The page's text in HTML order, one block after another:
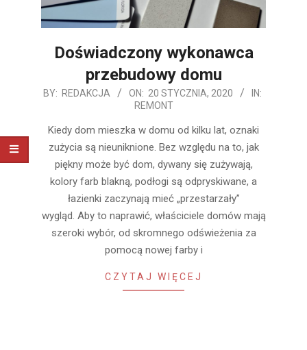
Doświadczony wykonawca
przebudowy domu
2020-
20
BY: REDAKCJA ON: 20 STYCZNIA, 2020
IN:
REMONT
Kiedy dom mieszka w domu od kilku lat, oznaki
zużycia są nieuniknione. Bez względu na to, jak
piękny może być dom, dywany się zużywają,
kolory farb blakną, podłogi są odpryskiwane, a
łazienki zaczynają mieć „przestarzały”
wygląd. Aby to naprawić, właściciele domów mają
szeroki wybór, od skromnego odświeżenia za
pomocą nowej farby i
CZYTAJ WIĘCEJ